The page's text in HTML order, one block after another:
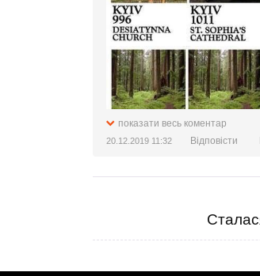
показати весь коментар
20.12.2019 11:32 Відповісти